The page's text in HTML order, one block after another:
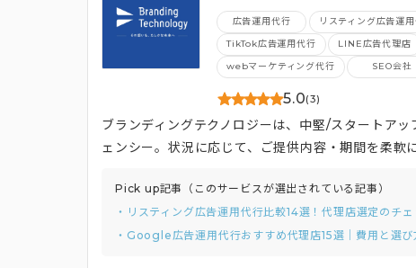
総合支援
広告運用代行 リスティング広告運
TikTok広告運用代行
LINE広告代理店
webマーケティング代行
SEO会社
5.0(3)
ブランディングテクノロジーは、中堅/スタートア
ェンシー。状況に応じて、ご提供内容・期間を柔軟
Pick up記事（このサービスが選出されている記事）
・リスティング広告運用代行比較14選！代理店選定のチ
・Google広告運用代行おすすめ代理店15選｜費用と選び